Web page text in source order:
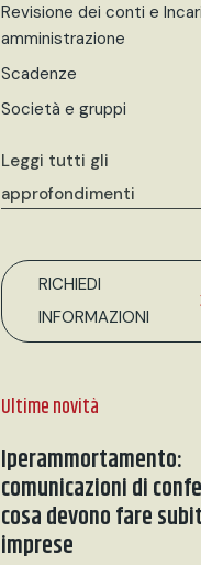
Revisione dei conti e
amministrazione
Scadenze
Società e gruppi
Leggi tutti gli
approfondimenti
RICHIEDI
INFORMAZIONI
Ultime novità
Iperammortamento:
comunicazioni di
cosa devono fare
imprese